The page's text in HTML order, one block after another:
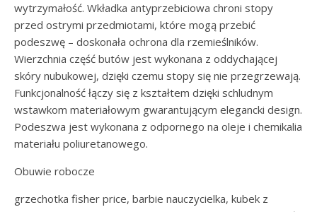
wytrzymałość. Wkładka antyprzebiciowa chroni stopy
przed ostrymi przedmiotami, które mogą przebić
podeszwę – doskonała ochrona dla rzemieślników.
Wierzchnia część butów jest wykonana z oddychającej
skóry nubukowej, dzięki czemu stopy się nie przegrzewają.
Funkcjonalność łączy się z kształtem dzięki schludnym
wstawkom materiałowym gwarantującym elegancki design.
Podeszwa jest wykonana z odpornego na oleje i chemikalia
materiału poliuretanowego.
Obuwie robocze
grzechotka fisher price, barbie nauczycielka, kubek z